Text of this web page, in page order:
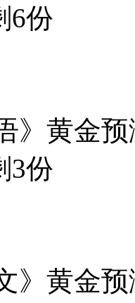
6份
》黄金
3份
》黄金